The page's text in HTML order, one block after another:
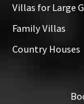
Villas for Large
Family Villas
Country Houses